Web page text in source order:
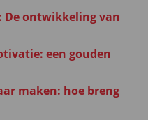
De ontwikkeling van
een gouden
maken: hoe breng